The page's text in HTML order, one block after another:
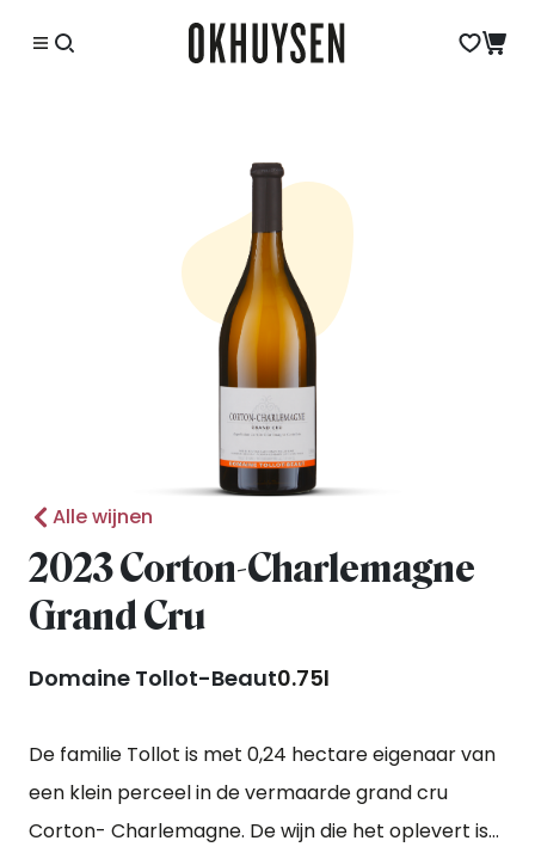
Alle wijnen
2023 Corton-Charlemagne
Grand Cru
Domaine Tollot-Beaut0.75l
De familie Tollot is met 0,24 hectare eigenaar van
een klein perceel in de vermaarde grand cru
Corton- Charlemagne. De wijn die het oplevert is